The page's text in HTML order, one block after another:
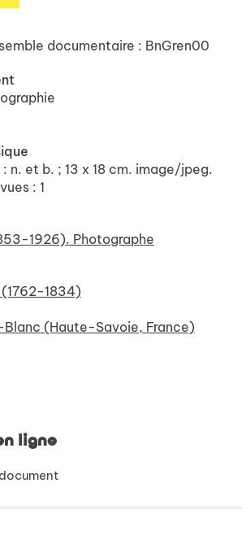
documentaire : BnGren00
n. et b. ; 13 x 18 cm. image/jpeg.
: 1
1926). Photographe
1834)
(Haute-Savoie, France)
ligne